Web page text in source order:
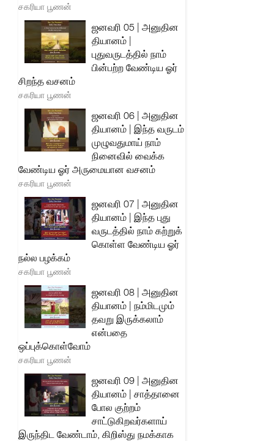
சகரியா பூணன்
ஜனவரி 05 | அனுதின
தியானம் |
புதுவருடத்தில் நாம்
பின்பற்ற வேண்டிய ஓர்
சிறந்த வசனம்
சகரியா பூணன்
ஜனவரி 06 | அனுதின
தியானம் | இந்த வருடம்
முழுவதுமாய் நாம்
நினைவில் வைக்க
வேண்டிய ஓர் அருமையான வசனம்
சகரியா பூணன்
ஜனவரி 07 | அனுதின
தியானம் | இந்த புது
வருடத்தில் நாம் கற்றுக்
கொள்ள வேண்டிய ஓர்
நல்ல பழக்கம்
சகரியா பூணன்
ஜனவரி 08 | அனுதின
தியானம் | நம்மிடமும்
தவறு இருக்கலாம்
என்பதை
ஒப்புக்கொள்வோம்
சகரியா பூணன்
ஜனவரி 09 | அனுதின
தியானம் | சாத்தானை
போல குற்றம்
சாட்டுகிறவர்களாய்
இருந்திட வேண்டாம், கிறிஸ்து நமக்காக